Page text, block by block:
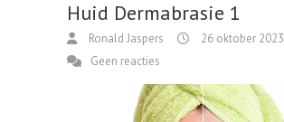
Huid Dermabrasie 1
Ronald Jaspers
26 oktober 2023
Geen reacties